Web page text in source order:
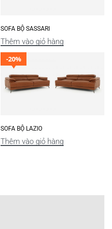
SOFA BỘ SASSARI
Thêm vào giỏ hàng
-20%
SOFA BỘ LAZIO
Thêm vào giỏ hàng